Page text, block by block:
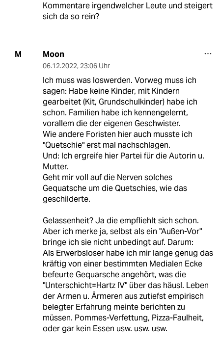
Kommentare irgendwelcher Leute und steigert
sich da so rein?
M Moon
06.12.2022, 23:06 Uhr
Ich muss was loswerden. Vorweg muss ich
sagen: Habe keine Kinder, mit Kindern
gearbeitet (Kit, Grundschulkinder) habe ich
schon. Familien habe ich kennengelernt,
vorallem die der eigenen Geschwister.
Wie andere Foristen hier auch musste ich
"Quetschie" erst mal nachschlagen.
Und: Ich ergreife hier Partei für die Autorin u.
Mutter.
Geht mir voll auf die Nerven solches
Gequatsche um die Quetschies, wie das
geschilderte.
Gelassenheit? Ja die empfliehlt sich schon.
Aber ich merke ja, selbst als ein "Außen-Vor"
bringe ich sie nicht unbedingt auf. Darum:
Als Erwerbsloser habe ich mir lange genug das
kräftig von einer bestimmten Medialen Ecke
befeurte Gequarsche angehört, was die
"Unterschicht=Hartz IV" über das häusl. Leben
der Armen u. Ärmeren aus zutiefst empirisch
belegter Erfahrung meinte berichten zu
müssen. Pommes-Verfettung, Pizza-Faulheit,
oder gar kein Essen usw. usw. usw.